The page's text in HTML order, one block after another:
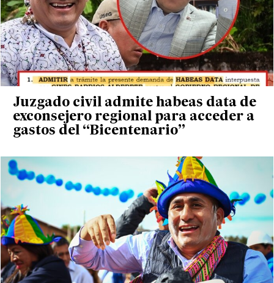
Juzgado civil admite habeas data de
exconsejero regional para acceder a
gastos del “Bicentenario”